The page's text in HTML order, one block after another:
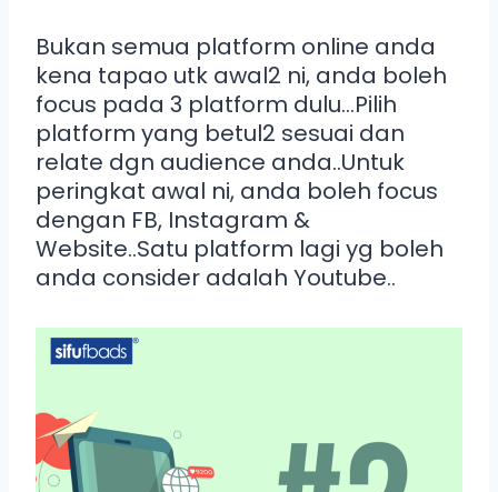
Bukan semua platform online anda
kena tapao utk awal2 ni, anda boleh
focus pada 3 platform dulu…Pilih
platform yang betul2 sesuai dan
relate dgn audience anda..Untuk
peringkat awal ni, anda boleh focus
dengan FB, Instagram &
Website..Satu platform lagi yg boleh
anda consider adalah Youtube..